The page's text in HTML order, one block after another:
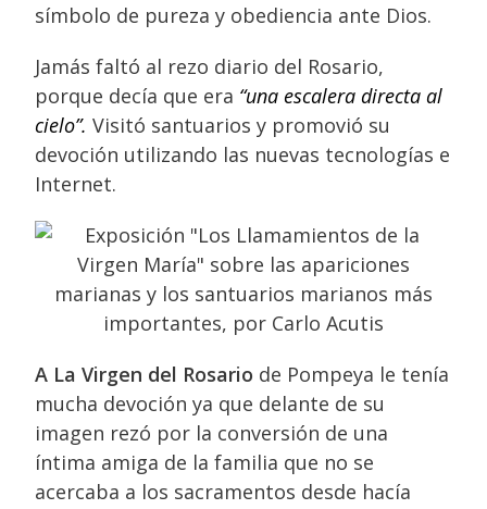
símbolo de pureza y obediencia ante Dios.
Jamás faltó al rezo diario del Rosario,
porque decía que era “una escalera directa al
cielo”. Visitó santuarios y promovió su
devoción utilizando las nuevas tecnologías e
Internet.
A La Virgen del Rosario de Pompeya le tenía
mucha devoción ya que delante de su
imagen rezó por la conversión de una
íntima amiga de la familia que no se
acercaba a los sacramentos desde hacía